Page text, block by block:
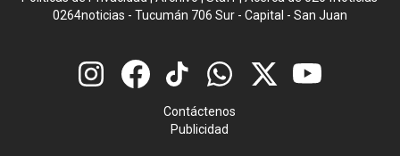
0264noticias - Tucumán 706 Sur - Capital - San Juan
Contáctenos
Publicidad